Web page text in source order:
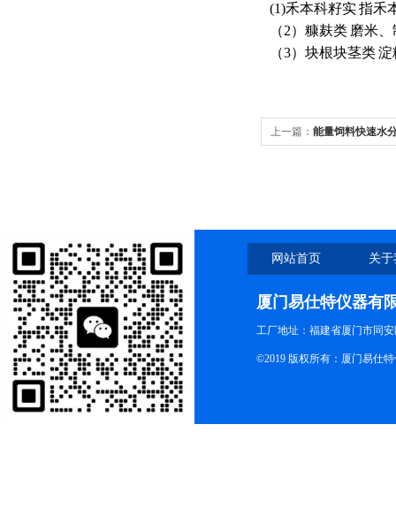
(1)禾本科籽实指禾
（2）糠麸类 磨米
（3）块根块茎类淀
上一篇： 能量饲料快速水
网站首页 关
厦门易仕特仪器有
工厂地址：福建省厦门市同
©2019 版权所有：厦门易仕